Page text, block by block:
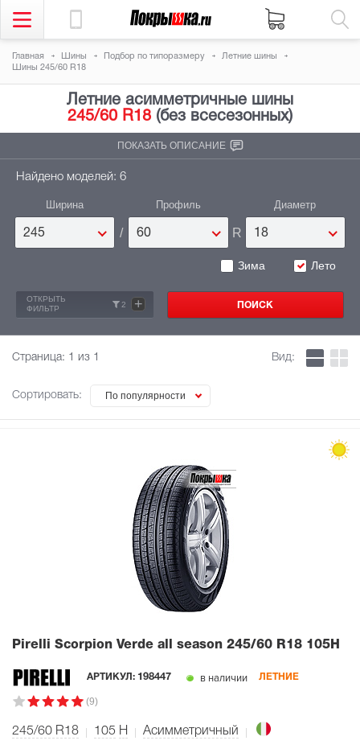
Главная Шины Подбор по типоразмеру
Летние шины
Шины 245/60 R18
Летние асимметричные шины
245/60 R18 (без всесезонных)
ПОКАЗАТЬ ОПИСАНИЕ
Найдено моделей: 6
Ширина
245 /
Профиль
60 R
Диаметр
18
Зима Лето
ОТКРЫТЬ
ФИЛЬТР
2 +
Страница: 1 из 1
Сортировать: По популярности
Вид:
Pirelli Scorpion Verde all season 245/60 R18 105H
АРТИКУЛ: 198447 в наличии ЛЕТНИЕ
(9)
245/60 R18 105 H Асимметричный